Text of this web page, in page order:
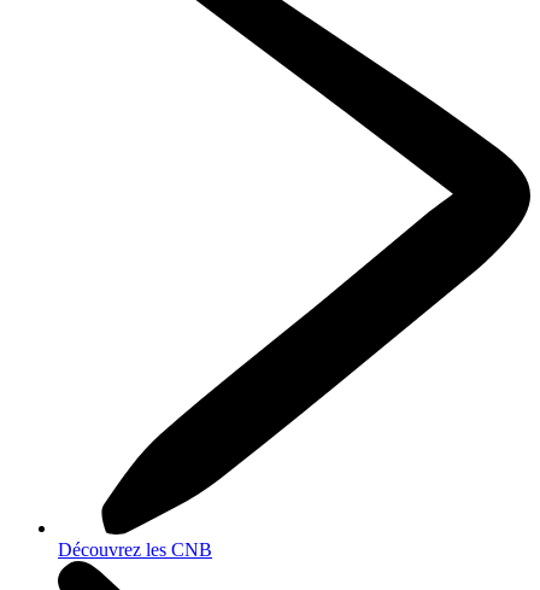
Découvrez les CNB